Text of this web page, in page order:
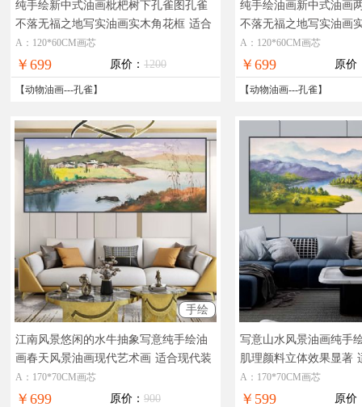
纯手绘新中式油画枇杷树下孔雀图孔雀
不落无福之地写实油画实木角花框 适合
玄关卧室的孔雀手绘动物油画
A：120*60CM画芯
￥699 原价： 1200
【动物油画---孔雀 】
纯手绘油画新中式油画
不落无福之地写实油画
酒店卧室大厅手绘动物
A：120*60CM画芯
￥699 原价
【动物油画---孔雀 】
手绘
江南风景悠闲的水牛抽象写意纯手绘油
画春天风景油画现代艺术画 适合现代装
饰酒店大厅客厅油画
A：170*70CM画芯
￥699 原价： 900
写意山水风景油画纯手
肌理颜料立体效果显著
风景油画
A：170*70CM画芯
￥599 原价